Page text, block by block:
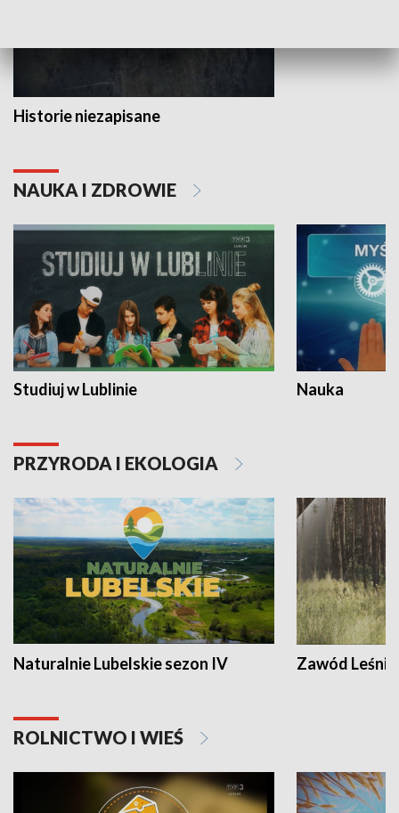
Historie niezapisane
NAUKA I ZDROWIE
Studiuj w Lublinie Nauka
PRZYRODA I EKOLOGIA
Naturalnie Lubelskie sezon IV Zawód Leśnik
ROLNICTWO I WIEŚ